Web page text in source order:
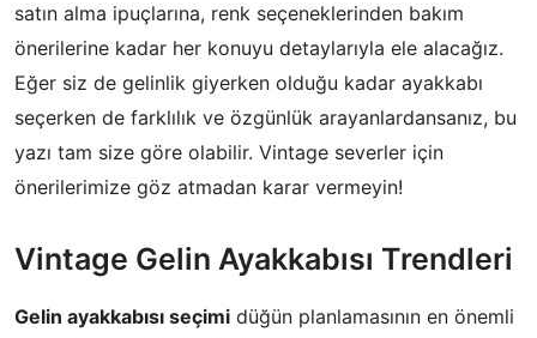
satın alma ipuçlarına, renk seçeneklerinden bakım
önerilerine kadar her konuyu detaylarıyla ele alacağız.
Eğer siz de gelinlik giyerken olduğu kadar ayakkabı
seçerken de farklılık ve özgünlük arayanlardansanız, bu
yazı tam size göre olabilir. Vintage severler için
önerilerimize göz atmadan karar vermeyin!
Vintage Gelin Ayakkabısı Trendleri
Gelin ayakkabısı seçimi düğün planlamasının en önemli